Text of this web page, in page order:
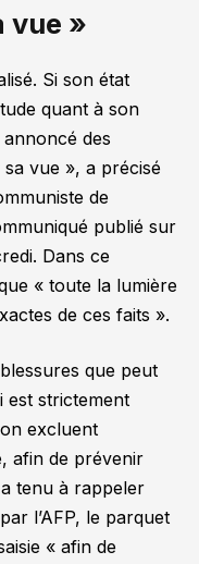
vue »
Si son état
quant à son
des
vue », a précisé
de
publié sur
Dans ce
« toute la lumière
de ces faits ».
que peut
est strictement
excluent
afin de prévenir
tenu à rappeler
l’AFP, le parquet
« afin de